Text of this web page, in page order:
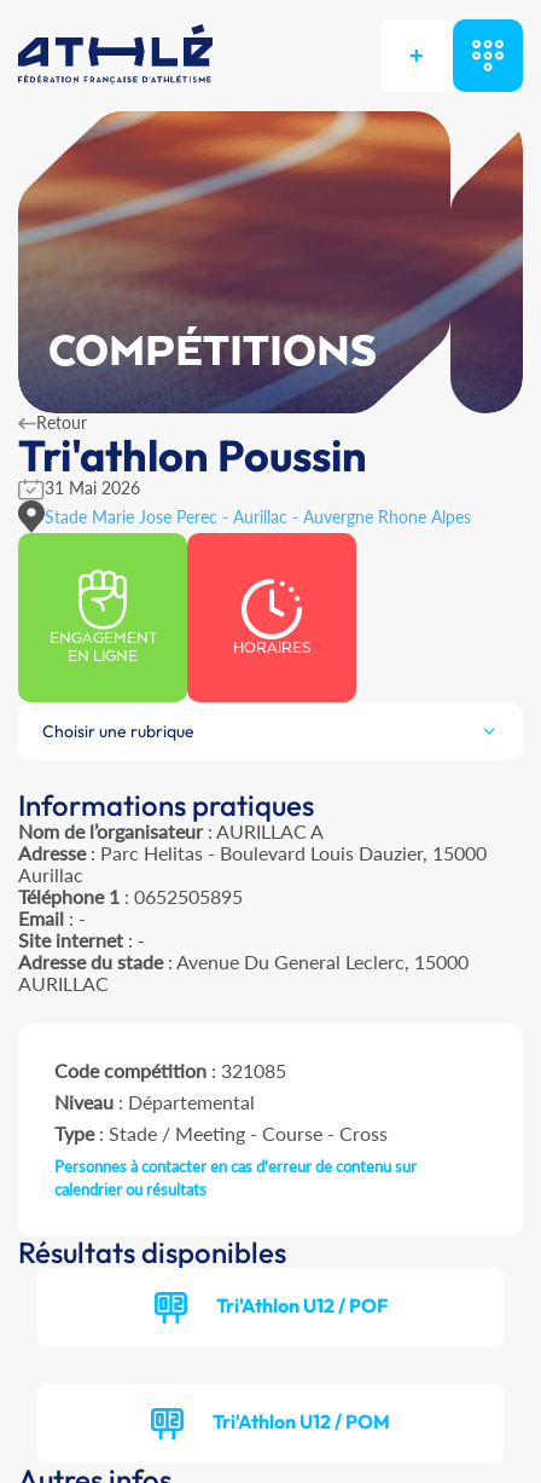
+
COMPÉTITIONS
Retour
Tri'athlon Poussin
31 Mai 2026
Stade Marie Jose Perec - Aurillac - Auvergne Rhone Alpes
ENGAGEMENT
EN LIGNE
HORAIRES
Choisir une rubrique
Informations pratiques
Nom de l’organisateur: AURILLAC A
Adresse: Parc Helitas - Boulevard Louis Dauzier, 15000
Aurillac
Téléphone 1 : 0652505895
Email : -
Site internet : -
Adresse du stade: Avenue Du General Leclerc, 15000
AURILLAC
Code compétition : 321085
Niveau : Départemental
Type: Stade / Meeting - Course - Cross
Personnes à contacter en cas d'erreur de contenu sur
calendrier ou résultats
Résultats disponibles
Tri'Athlon U12 / POF
Tri'Athlon U12 / POM